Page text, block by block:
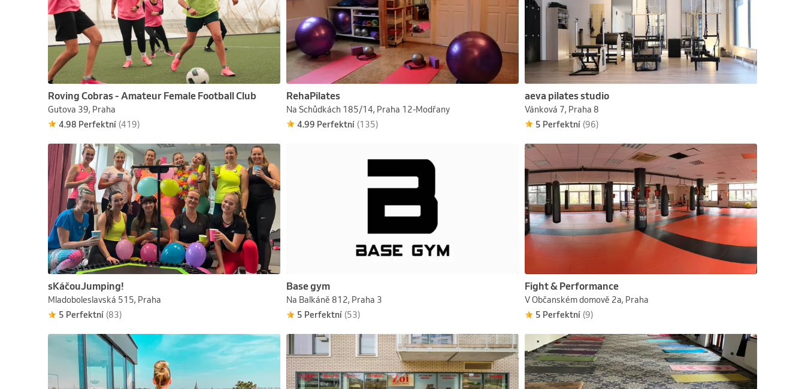
Roving Cobras - Amateur Female Football Club
Gutova 39, Praha
4.98 Perfektní (419)
RehaPilates
Na Schůdkách 185/14, Praha 12-Modřany
4.99 Perfektní (135)
aeva pilates studio
Vánková 7, Praha 8
5 Perfektní (96)
sKáčouJumping!
Mladoboleslavská 515, Praha
5 Perfektní (83)
Base gym
Na Balkáně 812, Praha 3
5 Perfektní (53)
Fight & Performance
V Občanském domově 2a, Praha
5 Perfektní (9)